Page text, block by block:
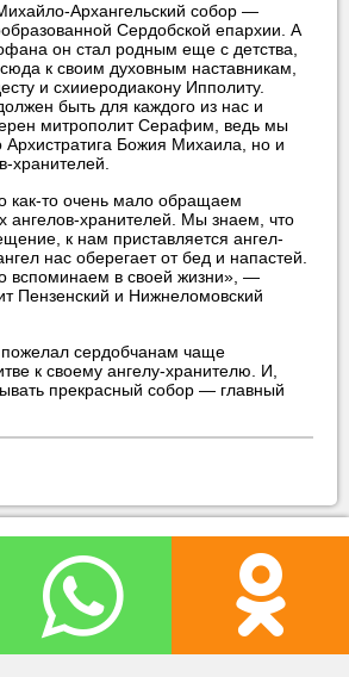
Архангельский собор —
Сердобской епархии. А
он стал родным еще с детства,
к своим духовным наставникам,
и схииеродиакону Ипполиту.
быть для каждого из нас и
митрополит Серафим, ведь мы
Архистратига Божия Михаила, но и
хранителей.
как-то очень мало обращаем
ангелов-хранителей. Мы знаем, что
к нам приставляется ангел-
нас оберегает от бед и напастей.
вспоминаем в своей жизни», —
Пензенский и Нижнеломовский
сердобчанам чаще
к своему ангелу-хранителю. И,
прекрасный собор — главный
прислать новость
нашли ошибку